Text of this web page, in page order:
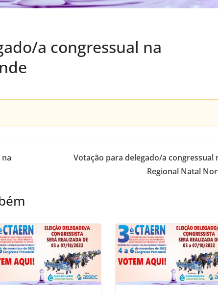
a congressual na
Votação para delegado/a congressual
Regional Natal